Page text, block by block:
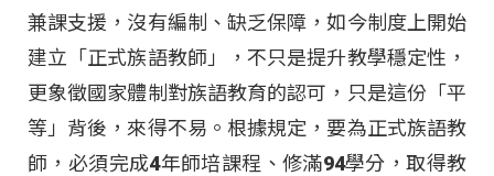
兼課支援，沒有編制、缺乏保障，如今制度上開始
建立「正式族語教師」，不只是提升教學穩定性，
更象徵國家體制對族語教育的認可，只是這份「平
等」背後，來得不易。根據規定，要為正式族語教
師，必須完成4年師培課程、修滿94學分，取得教